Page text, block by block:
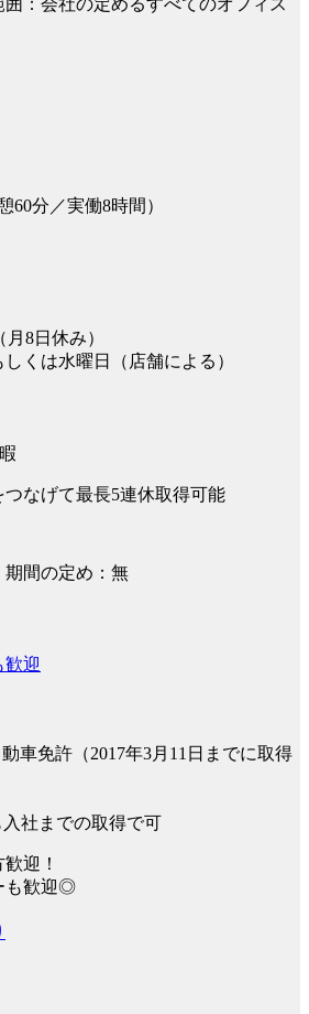
：会社の定めるすべてのオフィス
60分／実働8時間）
8日休み）
くは水曜日（店舗による）
なげて最長5連休取得可能
期間の定め：無
歓迎
車免許（2017年3月11日までに取得
社までの取得で可
迎！
も歓迎◎